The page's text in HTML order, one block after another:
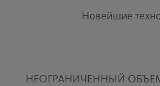
Новейшие
НЕОГРАНИЧЕННЫЙ